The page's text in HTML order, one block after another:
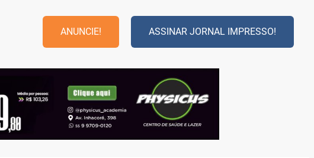
ANUNCIE! ASSINAR JORNAL IMPRESSO!